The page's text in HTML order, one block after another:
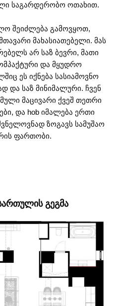
საგარდერობო ოთახით.
შეიძლება გამოვყოთ,
მახასიათებელი. მას
არ საზ ბევრი, მათი
და მყუდრო
ეს იქნება სასიამოვნო
და საზ მინიმალური. ჩვენ
მაცივარი ქვეშ თეთრი
და hob იმალება ერთი
ზოგავს სამუშაო
ფართობი.
ᲒᲔᲒᲛᲐ